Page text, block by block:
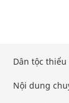
Dân tộc
Nội dung